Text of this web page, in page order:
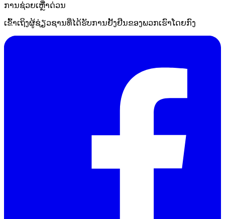
ການຊ່ວຍເຫຼືໍາດ່ວນ
ເຂົ້າເຖິງຜູ້ຊ່ຽວຊານທີ່ໄດ້ຮັບການຢັ້ງຢືນຂອງພວກເຮົາໂດຍກົງ